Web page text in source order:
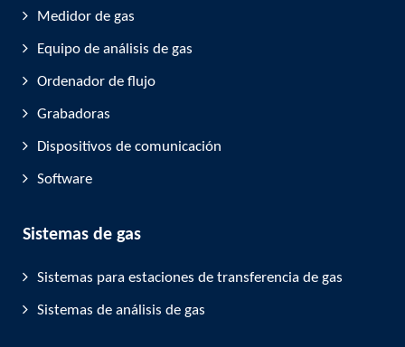
Medidor de gas
Equipo de análisis de gas
Ordenador de flujo
Grabadoras
Dispositivos de comunicación
Software
Sistemas de gas
Sistemas para estaciones de transferencia de gas
Sistemas de análisis de gas